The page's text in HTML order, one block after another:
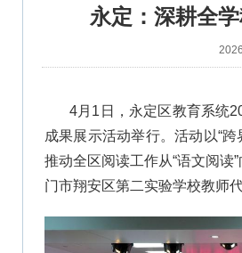
永定：深耕全
4月1日，永定区教育系统
成果展示活动举行。活动以“
推动全区阅读工作从“语文阅读
门市翔安区第二实验学校教师代